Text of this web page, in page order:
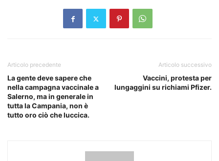
Articolo precedente
La gente deve sapere che
nella campagna vaccinale a
Salerno, ma in generale in
tutta la Campania, non è
tutto oro ciò che luccica.
Articolo successivo
Vaccini, protesta per
lungaggini su richiami Pfizer.